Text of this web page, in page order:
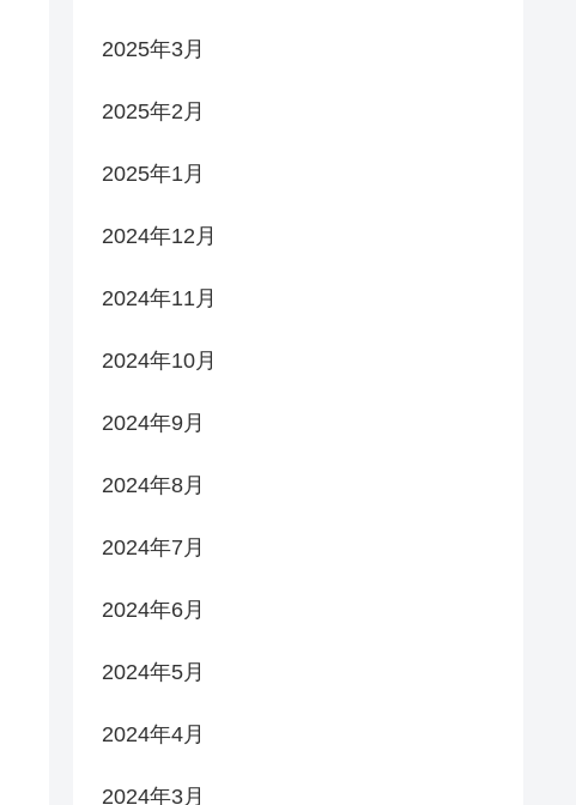
2025年3月
2025年2月
2025年1月
2024年12月
2024年11月
2024年10月
2024年9月
2024年8月
2024年7月
2024年6月
2024年5月
2024年4月
2024年3月